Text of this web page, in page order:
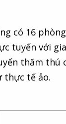
có 16
tuyến với
thăm thú
thực tế ảo.